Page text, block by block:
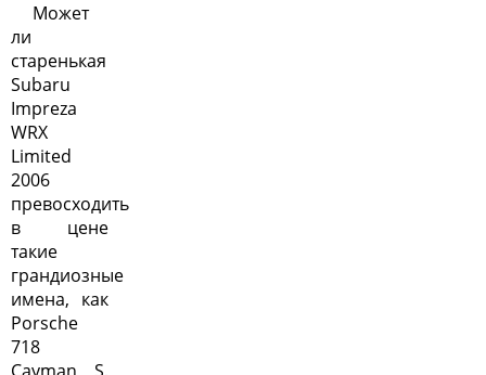
Может
ли
старенькая
Subaru
Impreza
WRX
Limited
2006
превосходить
в цене
такие
грандиозные
имена, как
Porsche
718